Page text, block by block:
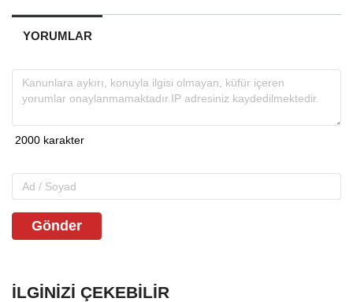
YORUMLAR
Gönder
İLGINIZI ÇEKEBILIR